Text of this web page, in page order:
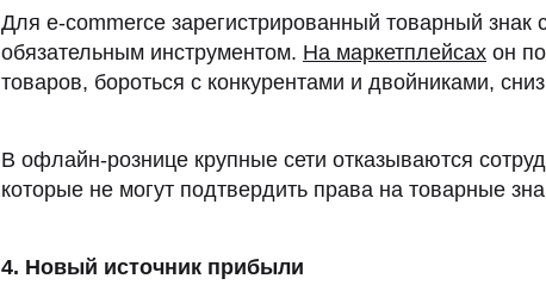
Для e-commerce зарегистрированный товарный знак
обязательным инструментом. На маркетплейсах он
товаров, бороться с конкурентами и двойниками,
В офлайн-рознице крупные сети отказываются
которые не могут подтвердить права на товарные
4. Новый источник прибыли